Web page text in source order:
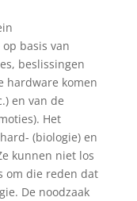
basis van
beslissingen
hardware komen
en van de
Het
(biologie) en
kunnen niet los
om die reden dat
De noodzaak